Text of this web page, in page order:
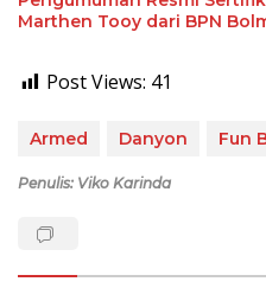
Marthen Tooy dari BPN
Post Views: 41
Armed Danyon Fun
Penulis: Viko Karinda